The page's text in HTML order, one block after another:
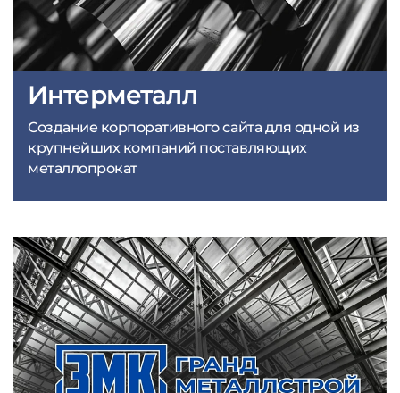
Интерметалл
Создание корпоративного сайта для одной из
крупнейших компаний поставляющих
металлопрокат